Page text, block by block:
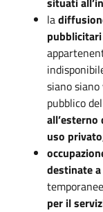
la
pubblicitari
siano
pubblico
uso
destinate
per il